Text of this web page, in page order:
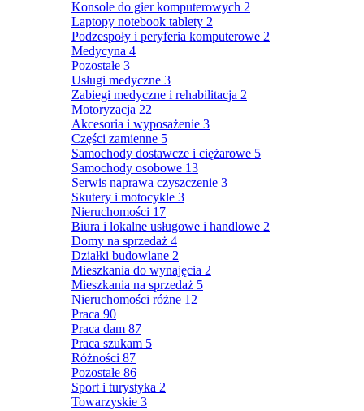
Konsole do gier komputerowych 2
Laptopy notebook tablety 2
Podzespoły i peryferia komputerowe 2
Medycyna 4
Pozostałe 3
Usługi medyczne 3
Zabiegi medyczne i rehabilitacja 2
Motoryzacja 22
Akcesoria i wyposażenie 3
Części zamienne 5
Samochody dostawcze i ciężarowe 5
Samochody osobowe 13
Serwis naprawa czyszczenie 3
Skutery i motocykle 3
Nieruchomości 17
Biura i lokalne usługowe i handlowe 2
Domy na sprzedaż 4
Działki budowlane 2
Mieszkania do wynajęcia 2
Mieszkania na sprzedaż 5
Nieruchomości różne 12
Praca 90
Praca dam 87
Praca szukam 5
Różności 87
Pozostałe 86
Sport i turystyka 2
Towarzyskie 3